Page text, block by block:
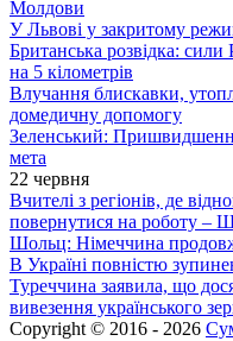
Молдови
У Львові у закритому
Британська розвідка:
на 5 кілометрів
Влучання блискавки,
домедичну допомогу
Зеленський:
мета
22 червня
Вчителі з регіонів, де
повернутися на роботу –
Шольц: Німеччина
В Україні повністю
Туреччина заявила, що
вивезення українського
Copyright © 2016 - 2026